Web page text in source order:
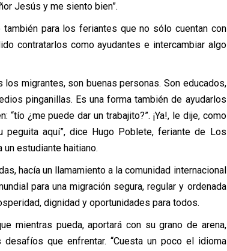
Jesús y me siento bien”.
para los feriantes que no sólo cuentan con
contratarlos como ayudantes e intercambiar algo
migrantes, son buenas personas. Son educados,
pinganillas. Es una forma también de ayudarlos
¿me puede dar un trabajito?”. ¡Ya!, le dije, como
aquí”, dice Hugo Poblete, feriante de Los
un estudiante haitiano.
hacía un llamamiento a la comunidad internacional
para una migración segura, regular y ordenada
dignidad y oportunidades para todos.
mientras pueda, aportará con su grano de arena,
que enfrentar. “Cuesta un poco el idioma